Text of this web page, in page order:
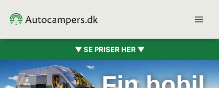
rett
innholdet
▼ SE PRISER HER ▼